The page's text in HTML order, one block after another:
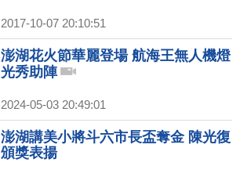
2017-10-07 20:10:51
澎湖花火節華麗登場 航海王無人機燈
光秀助陣
2024-05-03 20:49:01
澎湖講美小將斗六市長盃奪金 陳光復
頒獎表揚